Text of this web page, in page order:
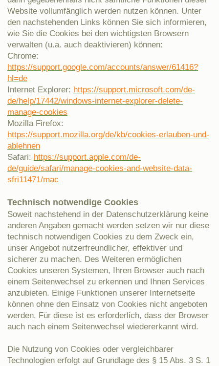
Website vollumfänglich werden nutzen können. Unter
den nachstehenden Links können Sie sich informieren,
wie Sie die Cookies bei den wichtigsten Browsern
verwalten (u.a. auch deaktivieren) können:
Chrome:
https://support.google.com/accounts/answer/61416?
hl=de
Internet Explorer: https://support.microsoft.com/de-
de/help/17442/windows-internet-explorer-delete-
manage-cookies
Mozilla Firefox:
https://support.mozilla.org/de/kb/cookies-erlauben-und-
ablehnen
Safari: https://support.apple.com/de-
de/guide/safari/manage-cookies-and-website-data-
sfri11471/mac
Technisch notwendige Cookies
Soweit nachstehend in der Datenschutzerklärung keine
anderen Angaben gemacht werden setzen wir nur diese
technisch notwendigen Cookies zu dem Zweck ein,
unser Angebot nutzerfreundlicher, effektiver und
sicherer zu machen. Des Weiteren ermöglichen
Cookies unseren Systemen, Ihren Browser auch nach
einem Seitenwechsel zu erkennen und Ihnen Services
anzubieten. Einige Funktionen unserer Internetseite
können ohne den Einsatz von Cookies nicht angeboten
werden. Für diese ist es erforderlich, dass der Browser
auch nach einem Seitenwechsel wiedererkannt wird.
Die Nutzung von Cookies oder vergleichbarer
Technologien erfolgt auf Grundlage des § 15 Abs. 3 S. 1